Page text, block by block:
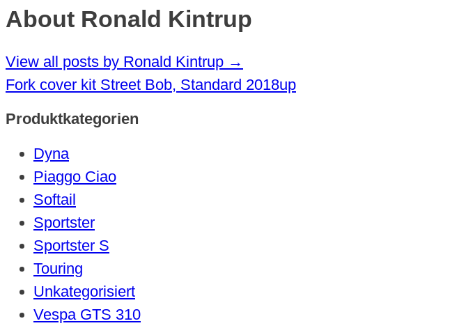
About Ronald Kintrup
View all posts by Ronald Kintrup →
Fork cover kit Street Bob, Standard 2018up
Produktkategorien
Dyna
Piaggo Ciao
Softail
Sportster
Sportster S
Touring
Unkategorisiert
Vespa GTS 310